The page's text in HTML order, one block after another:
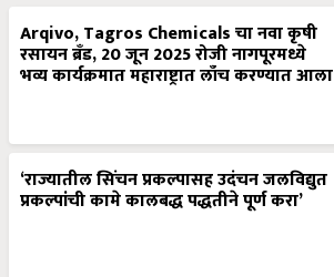
Arqivo, Tagros Chemicals चा नवा कृषी
रसायन ब्रँड, 20 जून 2025 रोजी नागपूरमध्ये
भव्य कार्यक्रमात महाराष्ट्रात लाँच करण्यात आला
‘राज्यातील सिंचन प्रकल्पासह उदंचन जलविद्युत
प्रकल्पांची कामे कालबद्ध पद्धतीने पूर्ण करा’